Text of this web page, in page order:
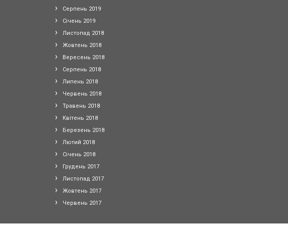
Серпень 2019
Січень 2019
Листопад 2018
Жовтень 2018
Вересень 2018
Серпень 2018
Липень 2018
Червень 2018
Травень 2018
Квітень 2018
Березень 2018
Лютий 2018
Січень 2018
Грудень 2017
Листопад 2017
Жовтень 2017
Червень 2017